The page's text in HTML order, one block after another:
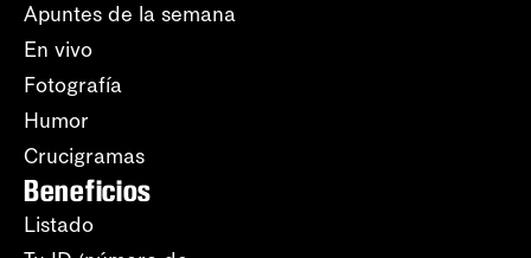
Apuntes de la semana
En vivo
Fotografía
Humor
Crucigramas
Beneficios
Listado